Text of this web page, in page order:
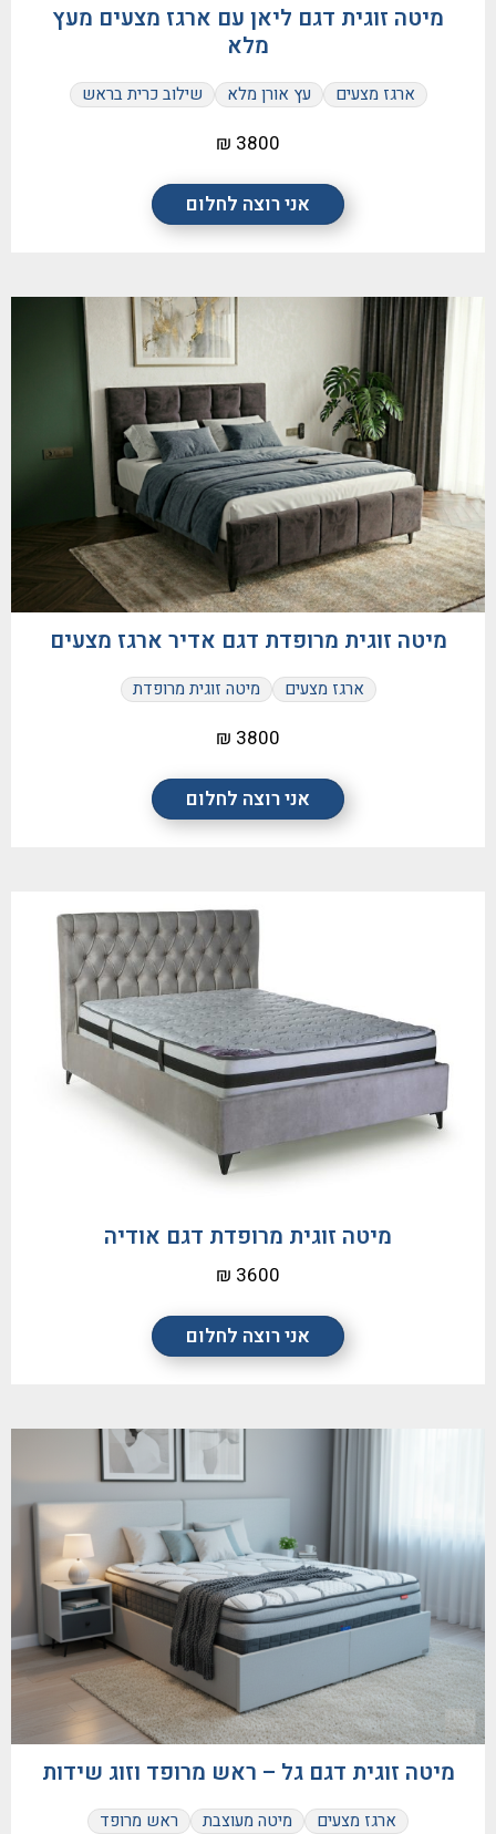
אני רוצה לחלום
מיטה זוגית דגם ליאן עם ארגז מצעים מעץ
מלא
ארגז מצעים עץ אורן מלא שילוב כרית בראש
3800 ₪
אני רוצה לחלום
מיטה זוגית מרופדת דגם אדיר ארגז מצעים
ארגז מצעים מיטה זוגית מרופדת
3800 ₪
אני רוצה לחלום
מיטה זוגית מרופדת דגם אודיה
3600 ₪
מיטה זוגית דגם גל – ראש מרופד וזוג שידות
ארגז מצעים מיטה מעוצבת ראש מרופד